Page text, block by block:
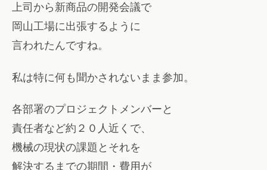
上司から新商品の開発会議で
岡山工場に出張するように
言われたんですね。
私は特に何も聞かされないまま参加。
各部署のプロジェクトメンバーと
責任者など約２０人近くで、
機械の現状の課題とそれを
解決するまでの期間・費用が